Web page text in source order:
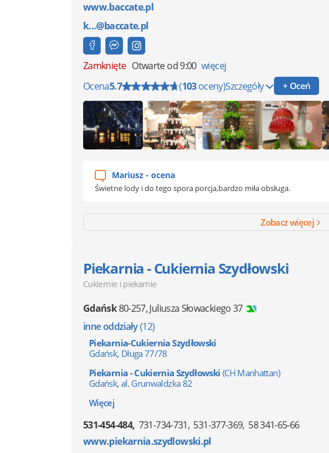
www.baccate.pl
k...@baccate.pl
Zamknięte Otwarte od 9:00 więcej
Ocena5.7 (103oceny)Szczegóły + Oceń
Mariusz - ocena
Świetne lody i do tego spora porcja,bardzo miła obsługa.
Zobacz więcej
Piekarnia - Cukiernia Szydłowski
Cukiernie i piekarnie
Gdańsk80-257,Juliusza Słowackiego 37
inne oddziały(12)
Piekarnia-Cukiernia Szydłowski
Gdańsk, Długa 77/78
Piekarnia - Cukiernia Szydłowski (CH Manhattan)
Gdańsk, al. Grunwaldzka 82
Więcej
531-454-484 731-734-731 531-377-369 58 341-65-66
www.piekarnia.szydlowski.pl